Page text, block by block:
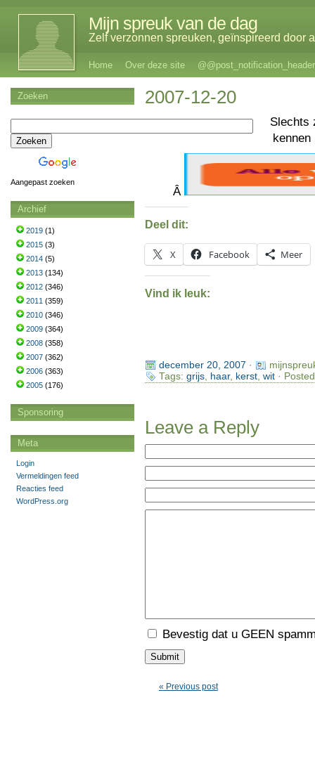
Mijn spreuk van de dag
Zelf verzonnen spreuken, geïnspireerd door
Home Over deze site @@post_notification_header
2007-12-20
Slechts
Â
Deel dit:
X Facebook Meer
Vind ik leuk:
december 20, 2007 ·
Tags: grijs, haar, kerst, wit·
Leave a Reply
Bevestig dat u GEEN
« Previous post
Zoeken
Aangepast zoeken
Archief
2019 (1)
2015 (3)
2014 (5)
2013 (134)
2012 (346)
2011 (359)
2010 (346)
2009 (364)
2008 (358)
2007 (362)
2006 (363)
2005 (176)
Sponsoring
Meta
Login
Vermeldingen feed
Reacties feed
WordPress.org